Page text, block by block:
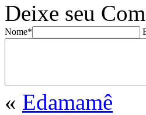
Deixe seu
Nome*
« Edamamê